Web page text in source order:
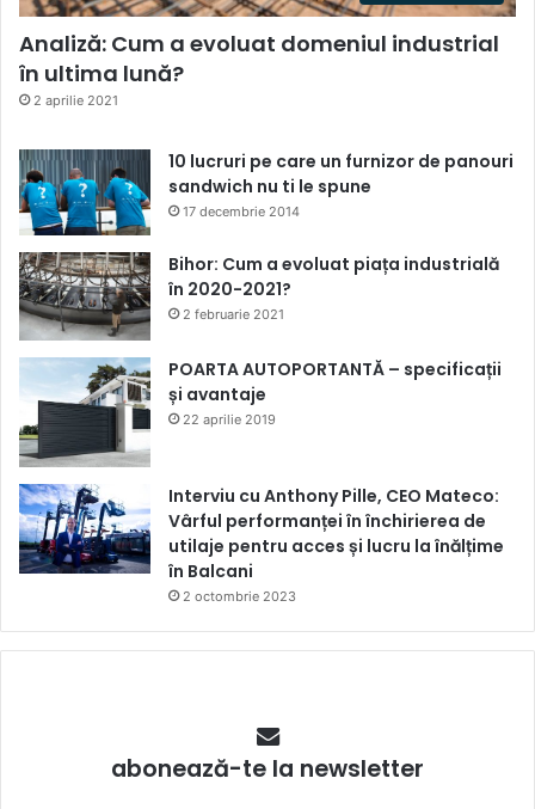
Analiză: Cum a evoluat domeniul industrial
în ultima lună?
2 aprilie 2021
10 lucruri pe care un furnizor de panouri
sandwich nu ti le spune
17 decembrie 2014
Bihor: Cum a evoluat piața industrială
în 2020-2021?
2 februarie 2021
POARTA AUTOPORTANTĂ – specificații
și avantaje
22 aprilie 2019
Interviu cu Anthony Pille, CEO Mateco:
Vârful performanței în închirierea de
utilaje pentru acces și lucru la înălțime
în Balcani
2 octombrie 2023
abonează-te la newsletter